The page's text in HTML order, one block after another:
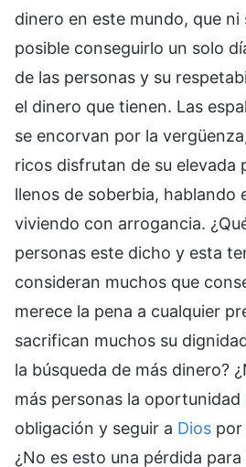
dinero en este mundo, que ni
posible conseguirlo un solo
de las personas y su
el dinero que tienen. Las
se encorvan por la
ricos disfrutan de su elevada
llenos de soberbia, hablando
viviendo con arrogancia.
personas este dicho y esta
consideran muchos que
merece la pena a cualquier
sacrifican muchos su
la búsqueda de más dinero?
más personas la oportunidad
obligación y seguir a Dios por
¿No es esto una pérdida